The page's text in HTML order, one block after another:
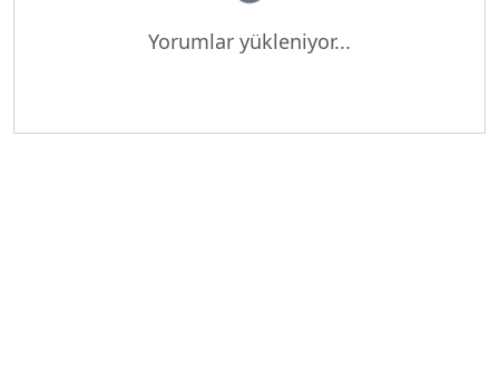
Yorumlar yükleniyor...